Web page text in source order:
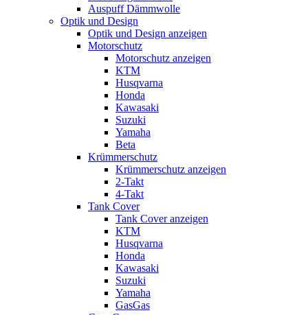
Auspuff Dämmwolle
Optik und Design
Optik und Design anzeigen
Motorschutz
Motorschutz anzeigen
KTM
Husqvarna
Honda
Kawasaki
Suzuki
Yamaha
Beta
Krümmerschutz
Krümmerschutz anzeigen
2-Takt
4-Takt
Tank Cover
Tank Cover anzeigen
KTM
Husqvarna
Honda
Kawasaki
Suzuki
Yamaha
GasGas